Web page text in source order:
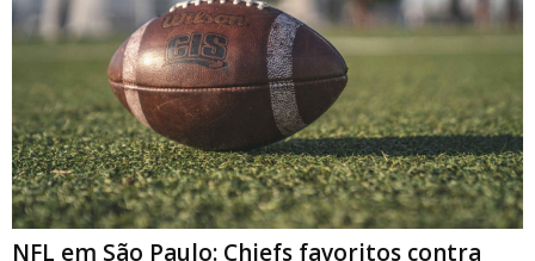
NFL em São Paulo: Chiefs favoritos contra